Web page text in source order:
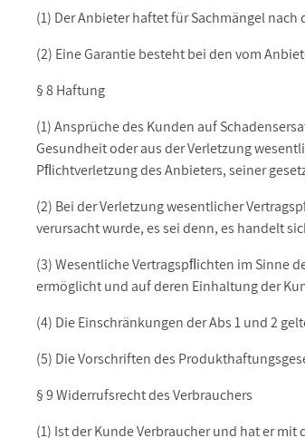
(1) Der Anbieter haftet für Sachmängel
(2) Eine Garantie besteht bei den vom
§ 8 Haftung
(1) Ansprüche des Kunden auf
Gesundheit oder aus der Verletzung
Pﬂichtverletzung des Anbieters, seiner
(2) Bei der Verletzung wesentlicher
verursacht wurde, es sei denn, es handelt
(3) Wesentliche Vertragspﬂichten im Sinne
ermöglicht und auf deren Einhaltung der
(4) Die Einschränkungen der Abs 1 und 2
(5) Die Vorschriften des
§ 9 Widerrufsrecht des Verbrauchers
(1) Ist der Kunde Verbraucher und hat er